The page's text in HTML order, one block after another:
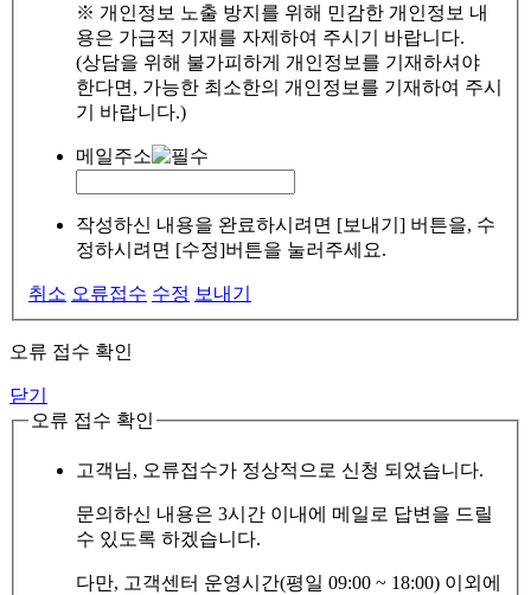
※ 개인정보 노출 방지를 위해 민감한 개인정보 내
용은 가급적 기재를 자제하여 주시기 바랍니다.
(상담을 위해 불가피하게 개인정보를 기재하셔야
한다면, 가능한 최소한의 개인정보를 기재하여 주시
기 바랍니다.)
메일주소
작성하신 내용을 완료하시려면 [보내기] 버튼을, 수
정하시려면 [수정]버튼을 눌러주세요.
취소 오류접수 수정 보내기
오류 접수 확인
닫기
오류 접수 확인
고객님, 오류접수가 정상적으로 신청 되었습니다.
문의하신 내용은 3시간 이내에 메일로 답변을 드릴
수 있도록 하겠습니다.
다만, 고객센터 운영시간(평일 09:00 ~ 18:00) 이외에